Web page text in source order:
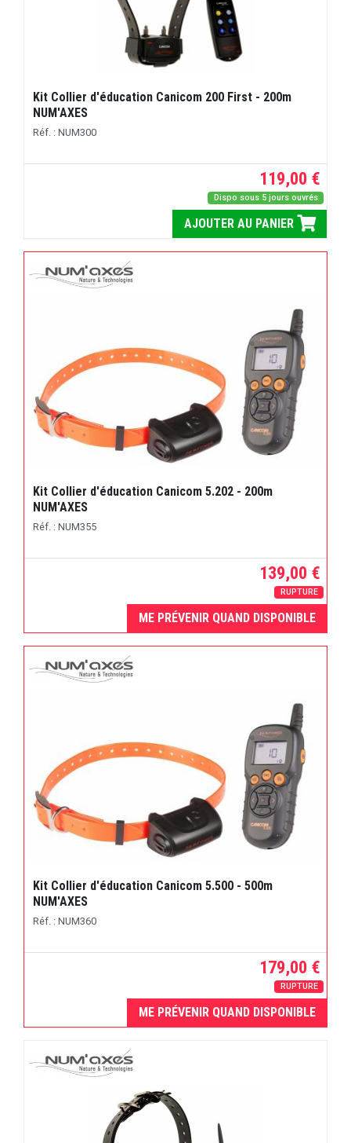
Kit Collier d'éducation Canicom 200 First - 200m
NUM'AXES
Réf. : NUM300
119,00 €
Dispo sous 5 jours ouvrés
AJOUTER AU PANIER
Kit Collier d'éducation Canicom 5.202 - 200m
NUM'AXES
Réf. : NUM355
139,00 €
RUPTURE
ME PRÉVENIR QUAND DISPONIBLE
Kit Collier d'éducation Canicom 5.500 - 500m
NUM'AXES
Réf. : NUM360
179,00 €
RUPTURE
ME PRÉVENIR QUAND DISPONIBLE